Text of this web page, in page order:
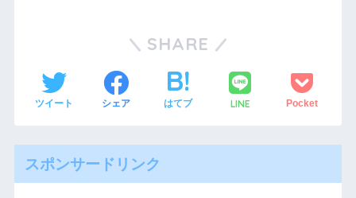
SHARE
ツイート シェア はてブ LINE Pocket
スポンサードリンク